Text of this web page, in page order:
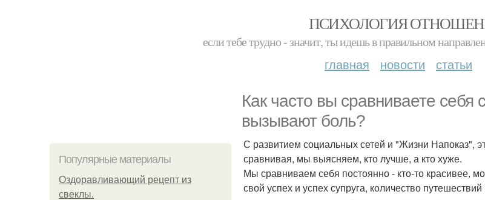
ПСИХОЛОГИЯ
если тебе трудно - значит, ты идешь в правильном
главная новости статьи
Как часто вы сравниваете себя
вызывают боль?
Популярные материалы
Оздоравливающий рецепт из
свеклы.
С развитием социальных сетей и "Жизни Напоказ",
сравнивая, мы выясняем, кто лучше, а кто хуже.
Мы сравниваем себя постоянно - кто-то
свой успех и успех супруга, количество